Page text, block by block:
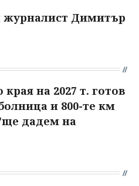
журналист Димитър
на 2027 т. готов
и 800-те км
дадем на